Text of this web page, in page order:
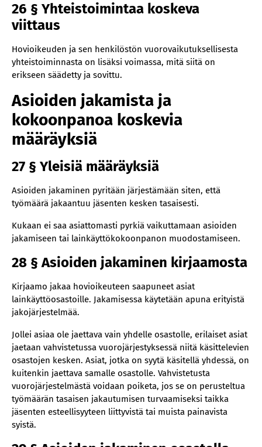
26 § Yhteistoimintaa koskeva
viittaus
Hovioikeuden ja sen henkilöstön vuorovaikutuksellisesta
yhteistoiminnasta on lisäksi voimassa, mitä siitä on
erikseen säädetty ja sovittu.
Asioiden jakamista ja
kokoonpanoa koskevia
määräyksiä
27 § Yleisiä määräyksiä
Asioiden jakaminen pyritään järjestämään siten, että
työmäärä jakaantuu jäsenten kesken tasaisesti.
Kukaan ei saa asiattomasti pyrkiä vaikuttamaan asioiden
jakamiseen tai lainkäyttökokoonpanon muodostamiseen.
28 § Asioiden jakaminen kirjaamosta
Kirjaamo jakaa hovioikeuteen saapuneet asiat
lainkäyttöosastoille. Jakamisessa käytetään apuna erityistä
jakojärjestelmää.
Jollei asiaa ole jaettava vain yhdelle osastolle, erilaiset asiat
jaetaan vahvistetussa vuorojärjestyksessä niitä käsittelevien
osastojen kesken. Asiat, jotka on syytä käsitellä yhdessä, on
kuitenkin jaettava samalle osastolle. Vahvistetusta
vuorojärjestelmästä voidaan poiketa, jos se on perusteltua
työmäärän tasaisen jakautumisen turvaamiseksi taikka
jäsenten esteellisyyteen liittyvistä tai muista painavista
syistä.